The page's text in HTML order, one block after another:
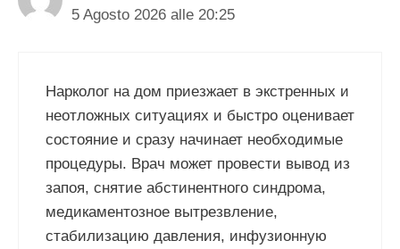
5 Agosto 2026 alle 20:25
Нарколог на дом приезжает в экстренных и
неотложных ситуациях и быстро оценивает
состояние и сразу начинает необходимые
процедуры. Врач может провести вывод из
запоя, снятие абстинентного синдрома,
медикаментозное вытрезвление,
стабилизацию давления, инфузионную